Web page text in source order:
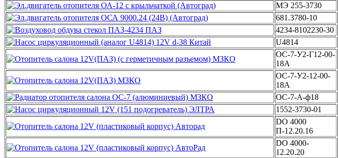
МЭ 255-3730
681.3780-10
4234-8102230-30
U4814
ОС-7-У2-Г12-00-
18А
ОС-7-У2-12-00-
18А
ОС-7-А-ф18
1552-3730-01
DO 4000
П-12.20.16
DO 4000-
12.20.20